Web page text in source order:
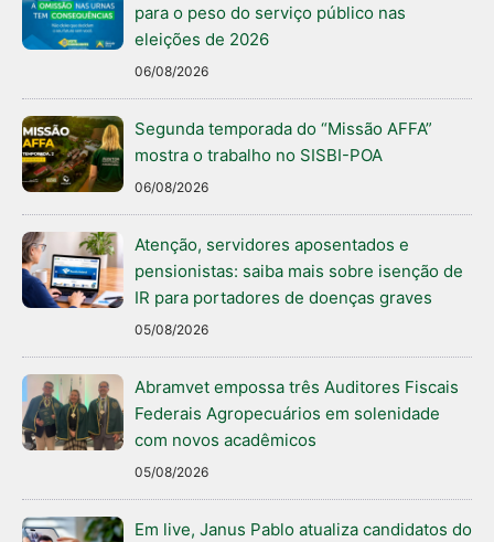
para o peso do serviço público nas
eleições de 2026
06/08/2026
Segunda temporada do “Missão AFFA”
mostra o trabalho no SISBI-POA
06/08/2026
Atenção, servidores aposentados e
pensionistas: saiba mais sobre isenção de
IR para portadores de doenças graves
05/08/2026
Abramvet empossa três Auditores Fiscais
Federais Agropecuários em solenidade
com novos acadêmicos
05/08/2026
Em live, Janus Pablo atualiza candidatos do